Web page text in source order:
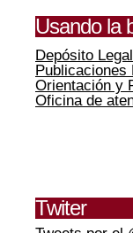
Usando la
Depósito Legal
Publicaciones
Orientación y
Oficina de
Twiter